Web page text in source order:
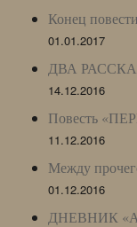
Конец
01.01.2017
ДВА
14.12.2016
Повесть
11.12.2016
Между
01.12.2016
ДНЕВНИК